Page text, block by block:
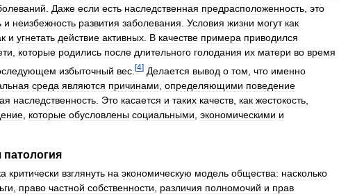
Даже если есть наследственная предрасположенность это
и неизбежность развития заболевания Условия жизни могут как
и угнетать действие активных В качестве примера приводился
которые родились после длительного голодания их матери во время
избыточный вес [4] Делается вывод о том что именно
среда являются причинами определяющими поведение
наследственность Это касается и таких качеств как жестокость
которые обусловлены социальными экономическими и
патология
критически взглянуть на экономическую модель общества: насколько
право частной собственности различия полномочий и прав